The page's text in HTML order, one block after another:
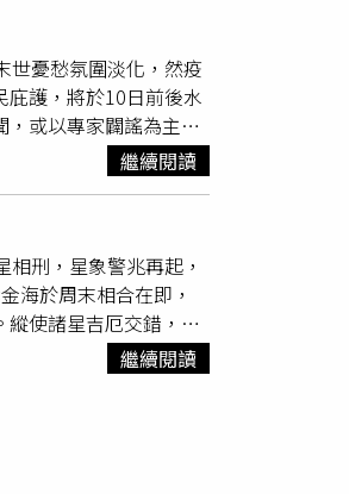
水。約瑟夫的寶藏地
，打造立即柔焦的美
然屏障。針對台灣消
瑰般潤澤粉嫩膚色，有
8小時不脫妝。可作為
妝前隔離，達成不曬
情緣最美雙子座 攀升
抗壓係數極高。守護
金牛座防機關算盡卿福
職場強度關山，部分金
著解脫轉心換念，立
，私生活更有喜訊可
周巨蟹運勢持續衝高，
。感情是執子之手，
。部分獅子則是從身
，或燄中紅蓮開。 處
常，方能時常持盈保
。 天秤座輕歌曼舞一
煩惱。偏財入帳，更
世憂愁氛圍淡化，然疫
護，將於10日前後水
或以專家闢謠為主
會憑添些許輕快氛圍。
題與金融捐助成為低迷
心高壓，向上疏通比
，水逆期間溝通卡關
偏財黯淡。感情是我
，雙子內外兼修，職
。 巨蟹座小心駛得萬
隔牆有耳。水逆告終在
繼續閱讀
刑，星象警兆再起，
海於周末相合在即，
使諸星吉厄交錯，本
消費則有電子產品意外
大型新創或獨角獸公司
繼續閱讀